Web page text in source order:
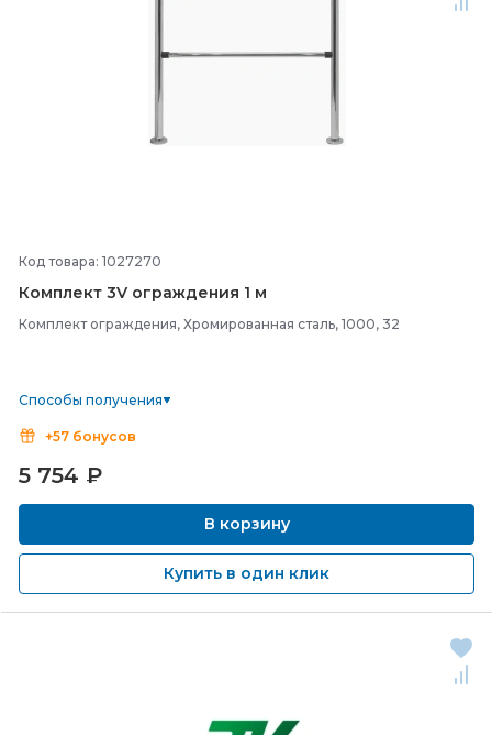
Код товара: 1027270
Комплект 3V ограждения 1 м
Комплект ограждения, Хромированная сталь, 1000, 32
Способы получения
+57 бонусов
5 754 ₽
В корзину
Купить в один клик